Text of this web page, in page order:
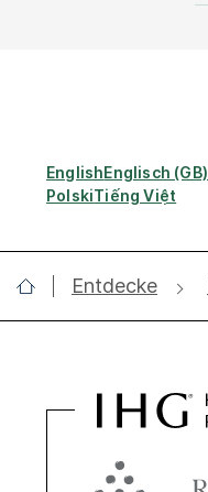
EnglishEnglisch (GB)
PolskiTiếng Việt
Entdecke